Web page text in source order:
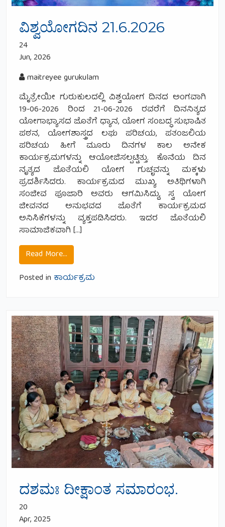
ವಿಶ್ವಯೋಗದಿನ 21.6.2026
24
Jun, 2026
maitreyee gurukulam
ಮೈತ್ರೇಯೀ ಗುರುಕುಲದಲ್ಲಿ ವಿಶ್ವಯೋಗ ದಿನದ ಅಂಗವಾಗಿ
19-06-2026 ರಿಂದ 21-06-2026 ರವರೆಗೆ ದಿನನಿತ್ಯದ
ಯೋಗಾಭ್ಯಾಸದ ಜೊತೆಗೆ ಧ್ಯಾನ, ಯೋಗ ಸಂಬದ್ಧ ಸುಭಾಷಿತ
ಪಠನ, ಯೋಗಶಾಸ್ತ್ರದ ಲಘು ಪರಿಚಯ, ಪತಂಜಲಿಯ
ಪರಿಚಯ ಹೀಗೆ ಮೂರು ದಿನಗಳ ಕಾಲ ಅನೇಕ
ಕಾರ್ಯಕ್ರಮಗಳನ್ನು ಆಯೋಜಿಸಲ್ಪಟ್ಟಿತ್ತು. ಕೊನೆಯ ದಿನ
ನೃತ್ಯದ ಜೊತೆಯಲಿ ಯೋಗ ಗುಚ್ಛವನ್ನು ಮಕ್ಕಳು
ಪ್ರದರ್ಶಿಸಿದರು. ಕಾರ್ಯಕ್ರಮದ ಮುಖ್ಯ ಅತಿಥಿಗಳಾಗಿ
ಸಂಜೀವ ಪೂಜಾರಿ ಅವರು ಆಗಮಿಸಿದ್ದು, ಸ್ವ ಯೋಗ
ಜೀವನದ ಅನುಭವದ ಜೊತೆಗೆ ಕಾರ್ಯಕ್ರಮದ
ಅನಿಸಿಕೆಗಳನ್ನು ವ್ಯಕ್ತಪಡಿಸಿದರು. ಇದರ ಜೊತೆಯಲಿ
ಸಾಮಾಜಿಕವಾಗಿ […]
Read More…
Posted in ಕಾರ್ಯಕ್ರಮ
ದಶಮಃ ದೀಕ್ಷಾಂತ ಸಮಾರಂಭ.
20
Apr, 2025